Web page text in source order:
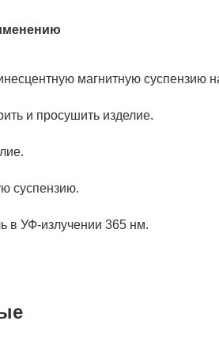
магнитную суспензию
и просушить изделие.
суспензию.
в УФ-излучении 365 нм.